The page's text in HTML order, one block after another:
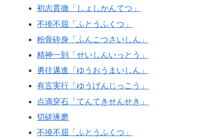
初志貫徹「しょしかんてつ」
不撓不屈「ふとうふくつ」
粉骨砕身「ふんこつさいしん」
精神一到「せいしんいっとう」
勇往邁進「ゆうおうまいしん」
有言実行「ゆうげんじっこう」
点滴穿石「てんてきせんせき」
切磋琢磨
不撓不屈「ふとうふくつ」